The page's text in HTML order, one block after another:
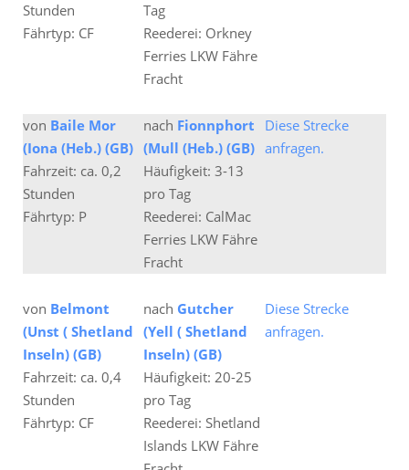
Stunden
Tag
Fährtyp: CF
Reederei: Orkney
Ferries LKW Fähre
Fracht
von Baile Mor
(Iona (Heb.) (GB)
nach Fionnphort
(Mull (Heb.) (GB)
Diese Strecke
anfragen.
Fahrzeit: ca. 0,2
Stunden
Häufigkeit: 3-13
pro Tag
Fährtyp: P
Reederei: CalMac
Ferries LKW Fähre
Fracht
von Belmont
(Unst ( Shetland
Inseln) (GB)
nach Gutcher
(Yell ( Shetland
Inseln) (GB)
Diese Strecke
anfragen.
Fahrzeit: ca. 0,4
Stunden
Häufigkeit: 20-25
pro Tag
Fährtyp: CF
Reederei: Shetland
Islands LKW Fähre